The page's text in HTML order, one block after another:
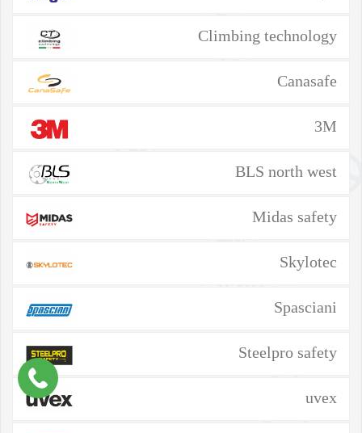
Climbing technology
Canasafe
3M
BLS north west
Midas safety
Skylotec
Spasciani
Steelpro safety
uvex